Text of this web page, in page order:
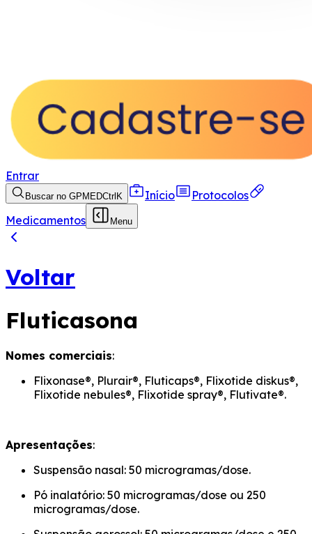
Entrar
Buscar no GPMEDCtrl K Início
Protocolos
Medicamentos
Menu
Voltar
Fluticasona
Nomes comerciais:
Flixonase®, Plurair®, Fluticaps®, Flixotide diskus®,
Flixotide nebules®, Flixotide spray®, Flutivate®.
Apresentações:
Suspensão nasal: 50 microgramas/dose.
Pó inalatório: 50 microgramas/dose ou 250
microgramas/dose.